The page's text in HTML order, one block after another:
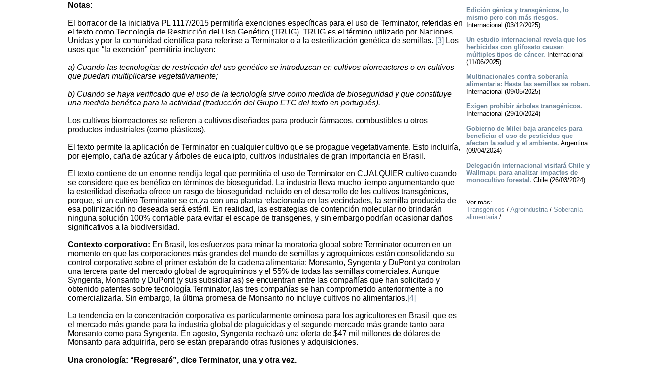
Notas:
El borrador de la iniciativa PL 1117/2015 permitiría exenciones específicas para el uso de Terminator, referidas en
el texto como Tecnología de Restricción del Uso Genético (TRUG). TRUG es el término utilizado por Naciones
Unidas y por la comunidad científica para referirse a Terminator o a la esterilización genética de semillas. [3] Los
usos que “la exención” permitiría incluyen:
a) Cuando las tecnologías de restricción del uso genético se introduzcan en cultivos biorreactores o en cultivos
que puedan multiplicarse vegetativamente;
b) Cuando se haya verificado que el uso de la tecnología sirve como medida de bioseguridad y que constituye
una medida benéfica para la actividad (traducción del Grupo ETC del texto en portugués).
Los cultivos biorreactores se refieren a cultivos diseñados para producir fármacos, combustibles u otros
productos industriales (como plásticos).
El texto permite la aplicación de Terminator en cualquier cultivo que se propague vegetativamente. Esto incluiría,
por ejemplo, caña de azúcar y árboles de eucalipto, cultivos industriales de gran importancia en Brasil.
El texto contiene de un enorme rendija legal que permitiría el uso de Terminator en CUALQUIER cultivo cuando
se considere que es benéfico en términos de bioseguridad. La industria lleva mucho tiempo argumentando que
la esterilidad diseñada ofrece un rasgo de bioseguridad incluido en el desarrollo de los cultivos transgénicos,
porque, si un cultivo Terminator se cruza con una planta relacionada en las vecindades, la semilla producida de
esa polinización no deseada será estéril. En realidad, las estrategias de contención molecular no brindarán
ninguna solución 100% confiable para evitar el escape de transgenes, y sin embargo podrían ocasionar daños
significativos a la biodiversidad.
Contexto corporativo: En Brasil, los esfuerzos para minar la moratoria global sobre Terminator ocurren en un
momento en que las corporaciones más grandes del mundo de semillas y agroquímicos están consolidando su
control corporativo sobre el primer eslabón de la cadena alimentaria: Monsanto, Syngenta y DuPont ya controlan
una tercera parte del mercado global de agroquíminos y el 55% de todas las semillas comerciales. Aunque
Syngenta, Monsanto y DuPont (y sus subsidiarias) se encuentran entre las compañías que han solicitado y
obtenido patentes sobre tecnología Terminator, las tres compañías se han comprometido anteriormente a no
comercializarla. Sin embargo, la última promesa de Monsanto no incluye cultivos no alimentarios.[4]
La tendencia en la concentración corporativa es particularmente ominosa para los agricultores en Brasil, que es
el mercado más grande para la industria global de plaguicidas y el segundo mercado más grande tanto para
Monsanto como para Syngenta. En agosto, Syngenta rechazó una oferta de $47 mil millones de dólares de
Monsanto para adquirirla, pero se están preparando otras fusiones y adquisiciones.
Una cronología: “Regresaré”, dice Terminator, una y otra vez.
Edición génica y transgénicos, lo
mismo pero con más riesgos.
Internacional (03/12/2025)
Un estudio internacional revela que los
herbicidas con glifosato causan
múltiples tipos de cáncer. Internacional
(11/06/2025)
Multinacionales contra soberanía
alimentaria: Hasta las semillas se roban.
Internacional (09/05/2025)
Exigen prohibir árboles transgénicos.
Internacional (29/10/2024)
Gobierno de Milei baja aranceles para
beneficiar el uso de pesticidas que
afectan la salud y el ambiente. Argentina
(09/04/2024)
Delegación internacional visitará Chile y
Wallmapu para analizar impactos de
monocultivo forestal. Chile (26/03/2024)
Ver más:
Transgénicos / Agroindustria/ Soberanía
alimentaria/